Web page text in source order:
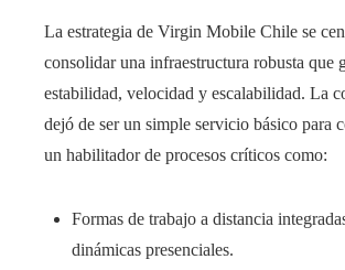
La estrategia de Virgin Mobile Chile se
consolidar una infraestructura robusta que
estabilidad, velocidad y escalabilidad. La
dejó de ser un simple servicio básico para
un habilitador de procesos críticos como:
Formas de trabajo a distancia
dinámicas presenciales.